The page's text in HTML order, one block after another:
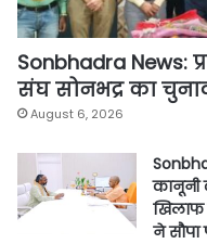
Sonbhadra News:
संघ सोनभद्र का
August 6, 2026
कानूनी
खिलाफ
ने सौपा